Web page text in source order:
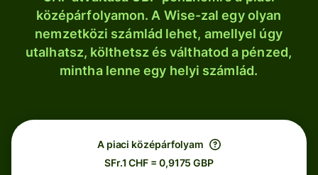
középárfolyamon. A Wise-zal egy olyan
nemzetközi számlád lehet, amellyel úgy
utalhatsz, költhetsz és válthatod a pénzed,
mintha lenne egy helyi számlád.
A piaci középárfolyam
SFr.1 CHF = 0,9175 GBP